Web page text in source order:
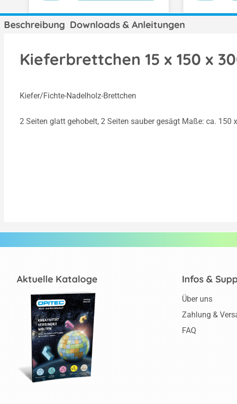
Beschreibung Downloads & Anleitungen
Kieferbrettchen 15 x 150 x
Kiefer/Fichte-Nadelholz-Brettchen
2 Seiten glatt gehobelt, 2 Seiten sauber gesägt Maße: ca. 150
Aktuelle Kataloge Infos &
Über uns
Zahlung &
FAQ